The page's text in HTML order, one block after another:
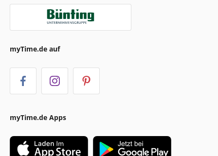
myTime.de auf
myTime.de Apps